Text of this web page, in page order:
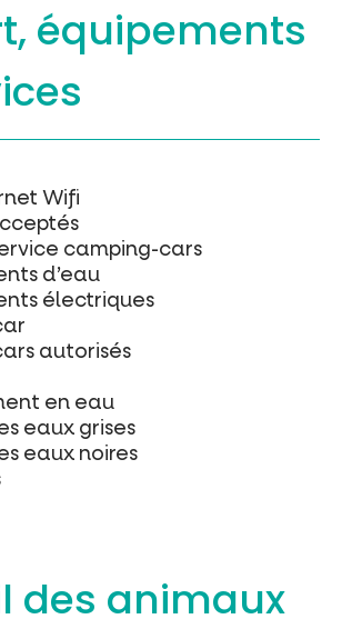
équipements
Wifi
camping-cars
d’eau
électriques
autorisés
en eau
eaux grises
eaux noires
des animaux